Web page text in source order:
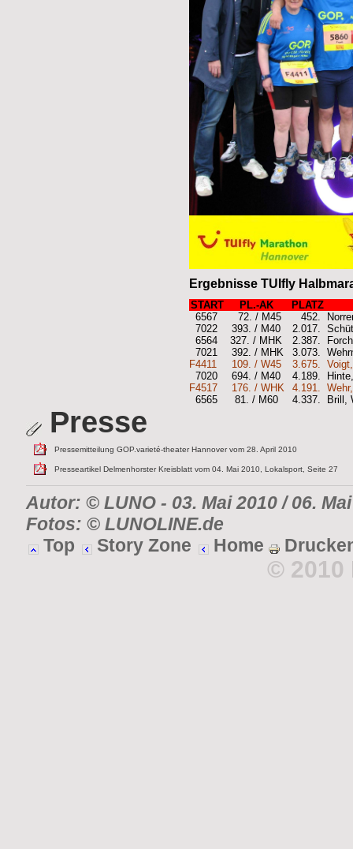
Ergebnisse TUIfly
START PL.-AK
PLATZ
6567
72. / M45 452.
7022
393. / M40 2.017.
6564
327. / MHK 2.387.
7021
392. / MHK 3.073.
F4411
109. / W45 3.675.
7020
694. / M40 4.189.
F4517
176. / WHK 4.191.
6565
81. / M60 4.337. Brill,
Presse
Pressemitteilung GOP.varieté-theater Hannover vom 28. April 2010
Presseartikel Delmenhorster Kreisblatt vom 04. Mai 2010, Lokalsport, Seite 27
Autor: © LUNO- 03. Mai 2010 / 06.
Fotos: © LUNOLINE.de
Top
Story Zone Home
© 2010